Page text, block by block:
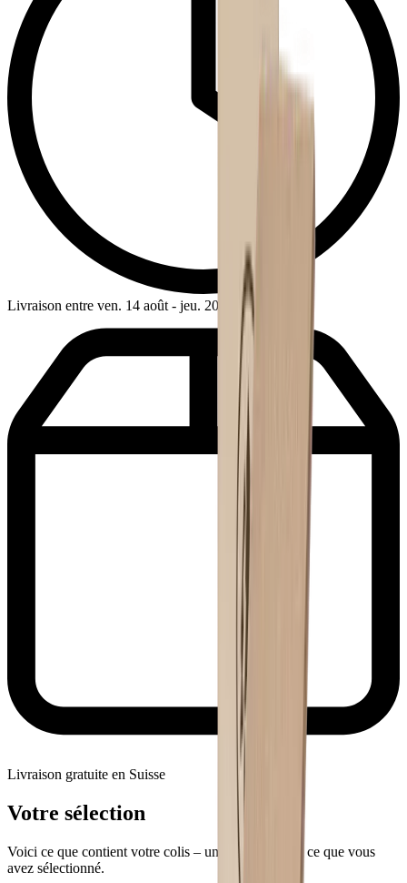
Livraison entre ven. 14 août - jeu. 20 août
Livraison gratuite en Suisse
Votre sélection
Voici ce que contient votre colis – un aperçu de tout ce que vous
avez sélectionné.